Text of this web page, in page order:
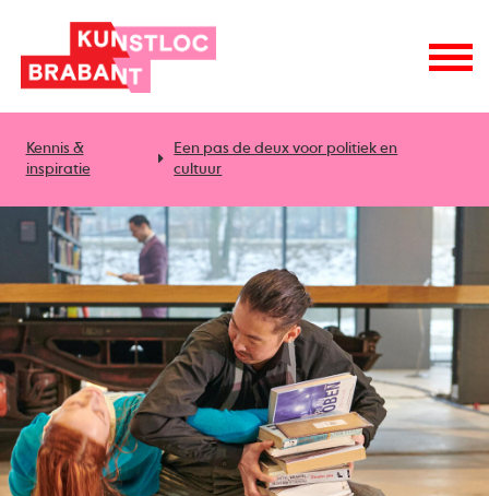
Kennis &
inspiratie
Een pas de deux voor politiek en
cultuur